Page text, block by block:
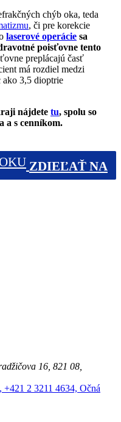
chýb oka, teda
, či pre korekcie
laserové operácie sa
poisťovne tento
preplácajú časť
má rozdiel medzi
ako 3,5 dioptrie
nájdete tu, spolu so
a s cenníkom.
ZDIEĽAŤ NA
(0)
16, 821 08,
2 3211 4634, Očná